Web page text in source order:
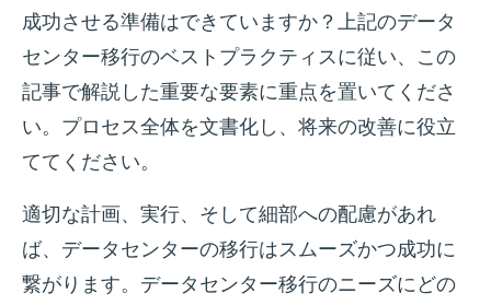
成功させる準備はできていますか？上記のデータ
センター移行のベストプラクティスに従い、この
記事で解説した重要な要素に重点を置いてくださ
い。プロセス全体を文書化し、将来の改善に役立
ててください。
適切な計画、実行、そして細部への配慮があれ
ば、データセンターの移行はスムーズかつ成功に
繋がります。データセンター移行のニーズにどの